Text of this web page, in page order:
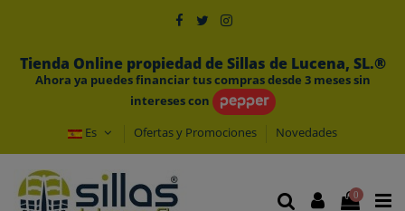
Tienda Online propiedad de Sillas de Lucena, SL.®
Ahora ya puedes financiar tus compras desde 3 meses sin
intereses con
Es
Ofertas y Promociones Novedades
0